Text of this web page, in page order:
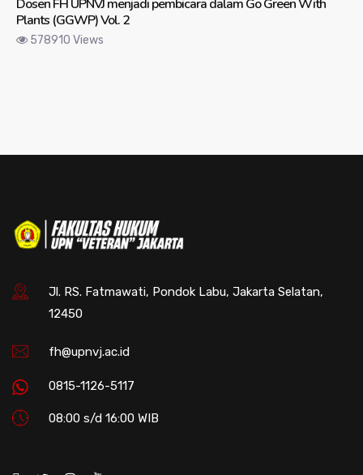
Dosen FH UPNVJ menjadi pembicara dalam Go Green With
Plants (GGWP) Vol. 2
578910 Views
Jl. RS. Fatmawati, Pondok Labu, Jakarta Selatan,
12450
fh@upnvj.ac.id
0815-1126-5117
08:00 s/d 16:00 WIB